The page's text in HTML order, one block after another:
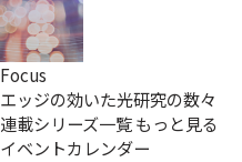
Focus
エッジの効いた光研究の数々
連載シリーズ一覧もっと見る
イベントカレンダー